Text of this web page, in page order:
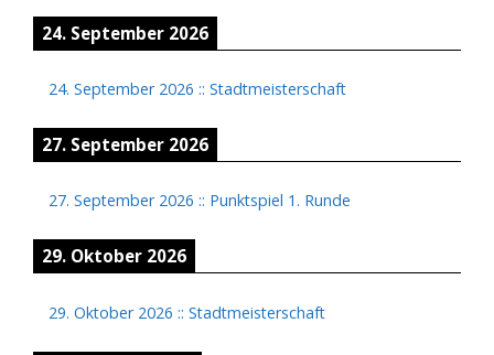
24. September 2026
24. September 2026 :: Stadtmeisterschaft
27. September 2026
27. September 2026 :: Punktspiel 1. Runde
29. Oktober 2026
29. Oktober 2026 :: Stadtmeisterschaft